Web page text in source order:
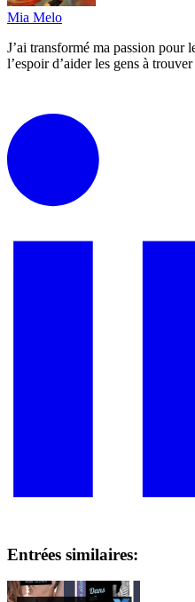
Mia Melo
J’ai transformé ma passion pour
l’espoir d’aider les gens à
Entrées similaires: